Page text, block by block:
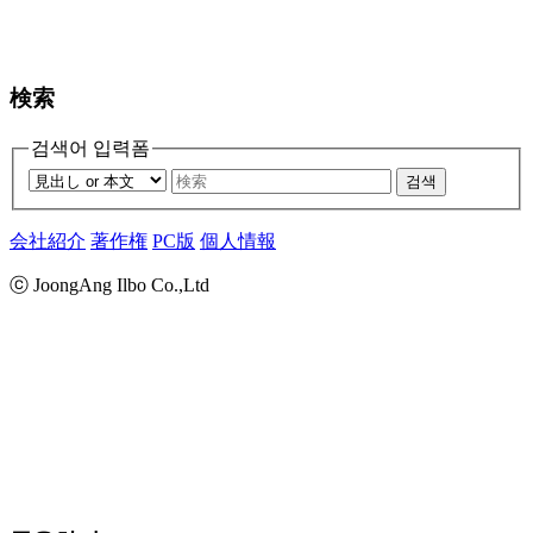
検索
검색어 입력폼
검색
会社紹介 著作権 PC版 個人情報
ⓒ JoongAng Ilbo Co.,Ltd